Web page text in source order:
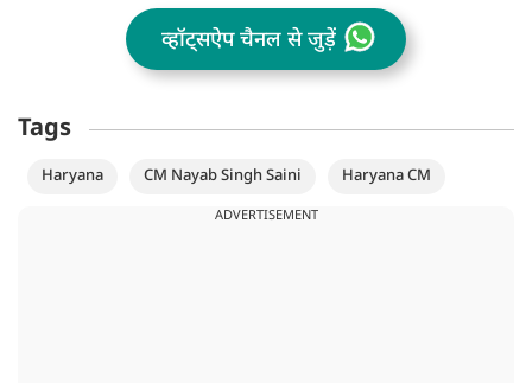
व्हॉट्सऐप चैनल से जुड़ें
Tags
Haryana CM Nayab Singh Saini Haryana CM
ADVERTISEMENT